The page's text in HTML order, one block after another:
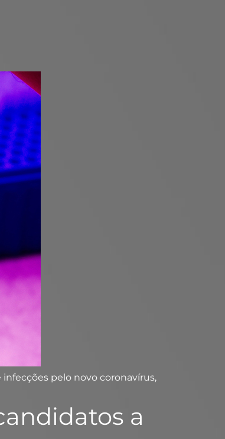
pelo novo coronavírus,
a